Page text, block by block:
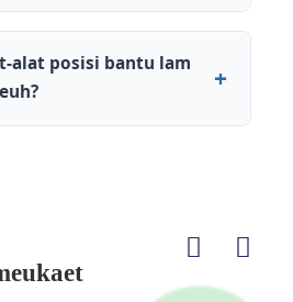
alat posisi bantu lam